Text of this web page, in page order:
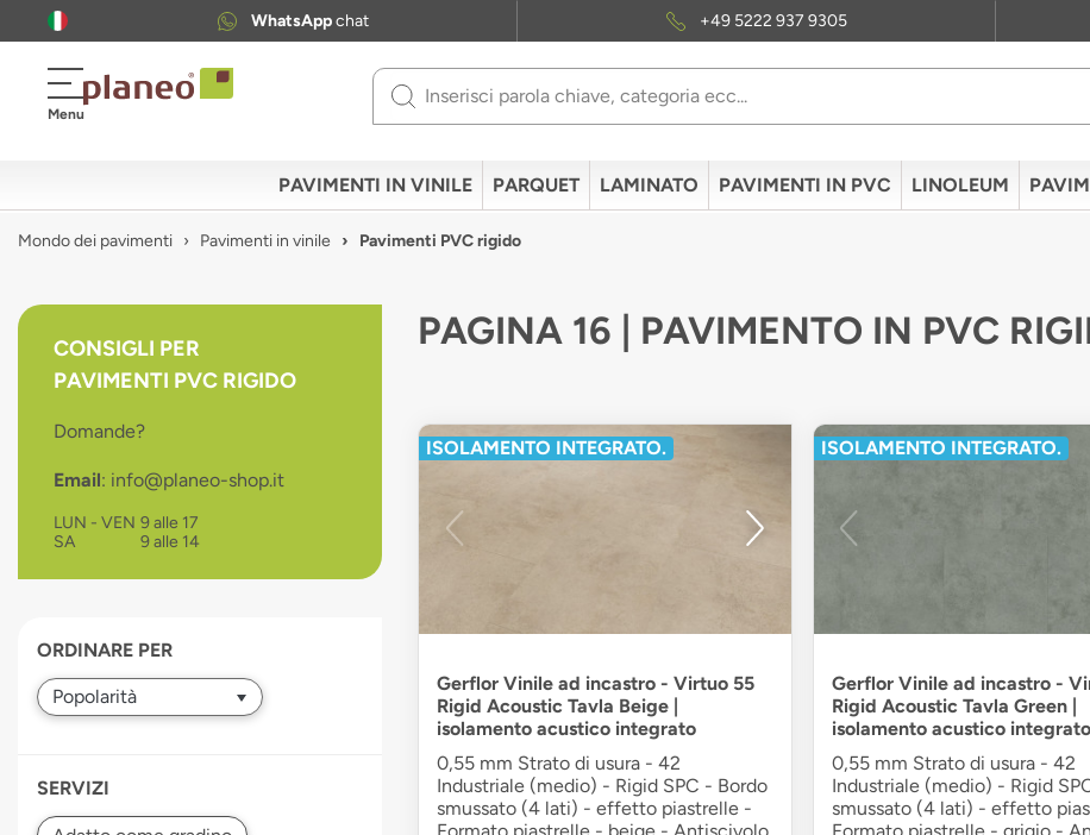
WhatsAppchat +49 5222 937 9305
Menu
Use
down
arrows
to
Press
selected
gestures.
PAVIMENTI IN VINILE PARQUET LAMINATO PAVIMENTI IN PVC LINOLEUM
Mondo dei pavimenti Pavimenti in vinile Pavimenti PVC rigido
CONSIGLI PER
PAVIMENTI PVC RIGIDO
Domande?
Email: info@planeo-shop.it
LUN - VEN 9 alle 17
SA
9 alle 14
ORDINARE PER
SERVIZI
PAGINA 16 | PAVIMENTO IN PVC
ISOLAMENTO INTEGRATO.
Gerflor Vinile ad incastro - Virtuo 55
Rigid Acoustic Tavla Beige |
isolamento acustico integrato
0,55 mm Strato di usura - 42
Industriale (medio) - Rigid SPC - Bordo
smussato (4 lati) - effetto piastrelle -
ISOLAMENTO INTEGRATO.
Gerflor Vinile ad incastro -
Rigid Acoustic Tavla Green |
isolamento acustico integrato
0,55 mm Strato di usura - 42
Industriale (medio) - Rigid
smussato (4 lati) - effetto